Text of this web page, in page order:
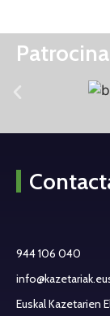
944 106 040
Euskal Kazetarien